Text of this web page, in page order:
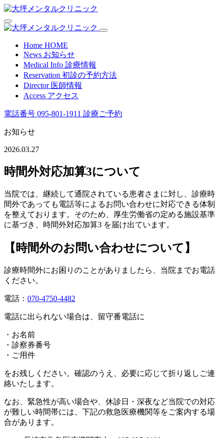
Home HOME
News お知らせ
Medical Info 診療情報
Reservation 初診の予約方法
Director 医師情報
Access アクセス
電話番号 095-801-1911 診療ご予約
お知らせ
2026.03.27
時間外対応加算3について
当院では、継続して通院されている患者さまに対し、診療時
間外であっても電話等によるお問い合わせに対応できる体制
を整えております。そのため、厚生労働省の定める施設基準
に基づき、時間外対応加算3 を届け出ています。
【時間外のお問い合わせについて】
診療時間外にお困りのことがありましたら、当院までお電話
ください。
電話： 070-4750-4482
電話に出られない場合は、留守番電話に
・お名前
・診察券番号
・ご用件
をお残しください。確認のうえ、必要に応じて折り返しご連
絡いたします。
なお、緊急性が高い場合や、休診日・深夜など当院での対応
が難しい時間帯には、下記の救急医療機関等をご案内する場
合があります。